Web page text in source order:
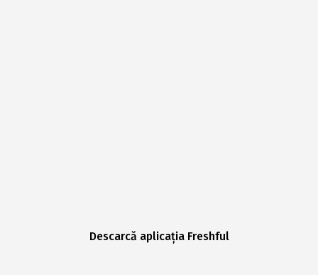
Descarcă aplicația Freshful